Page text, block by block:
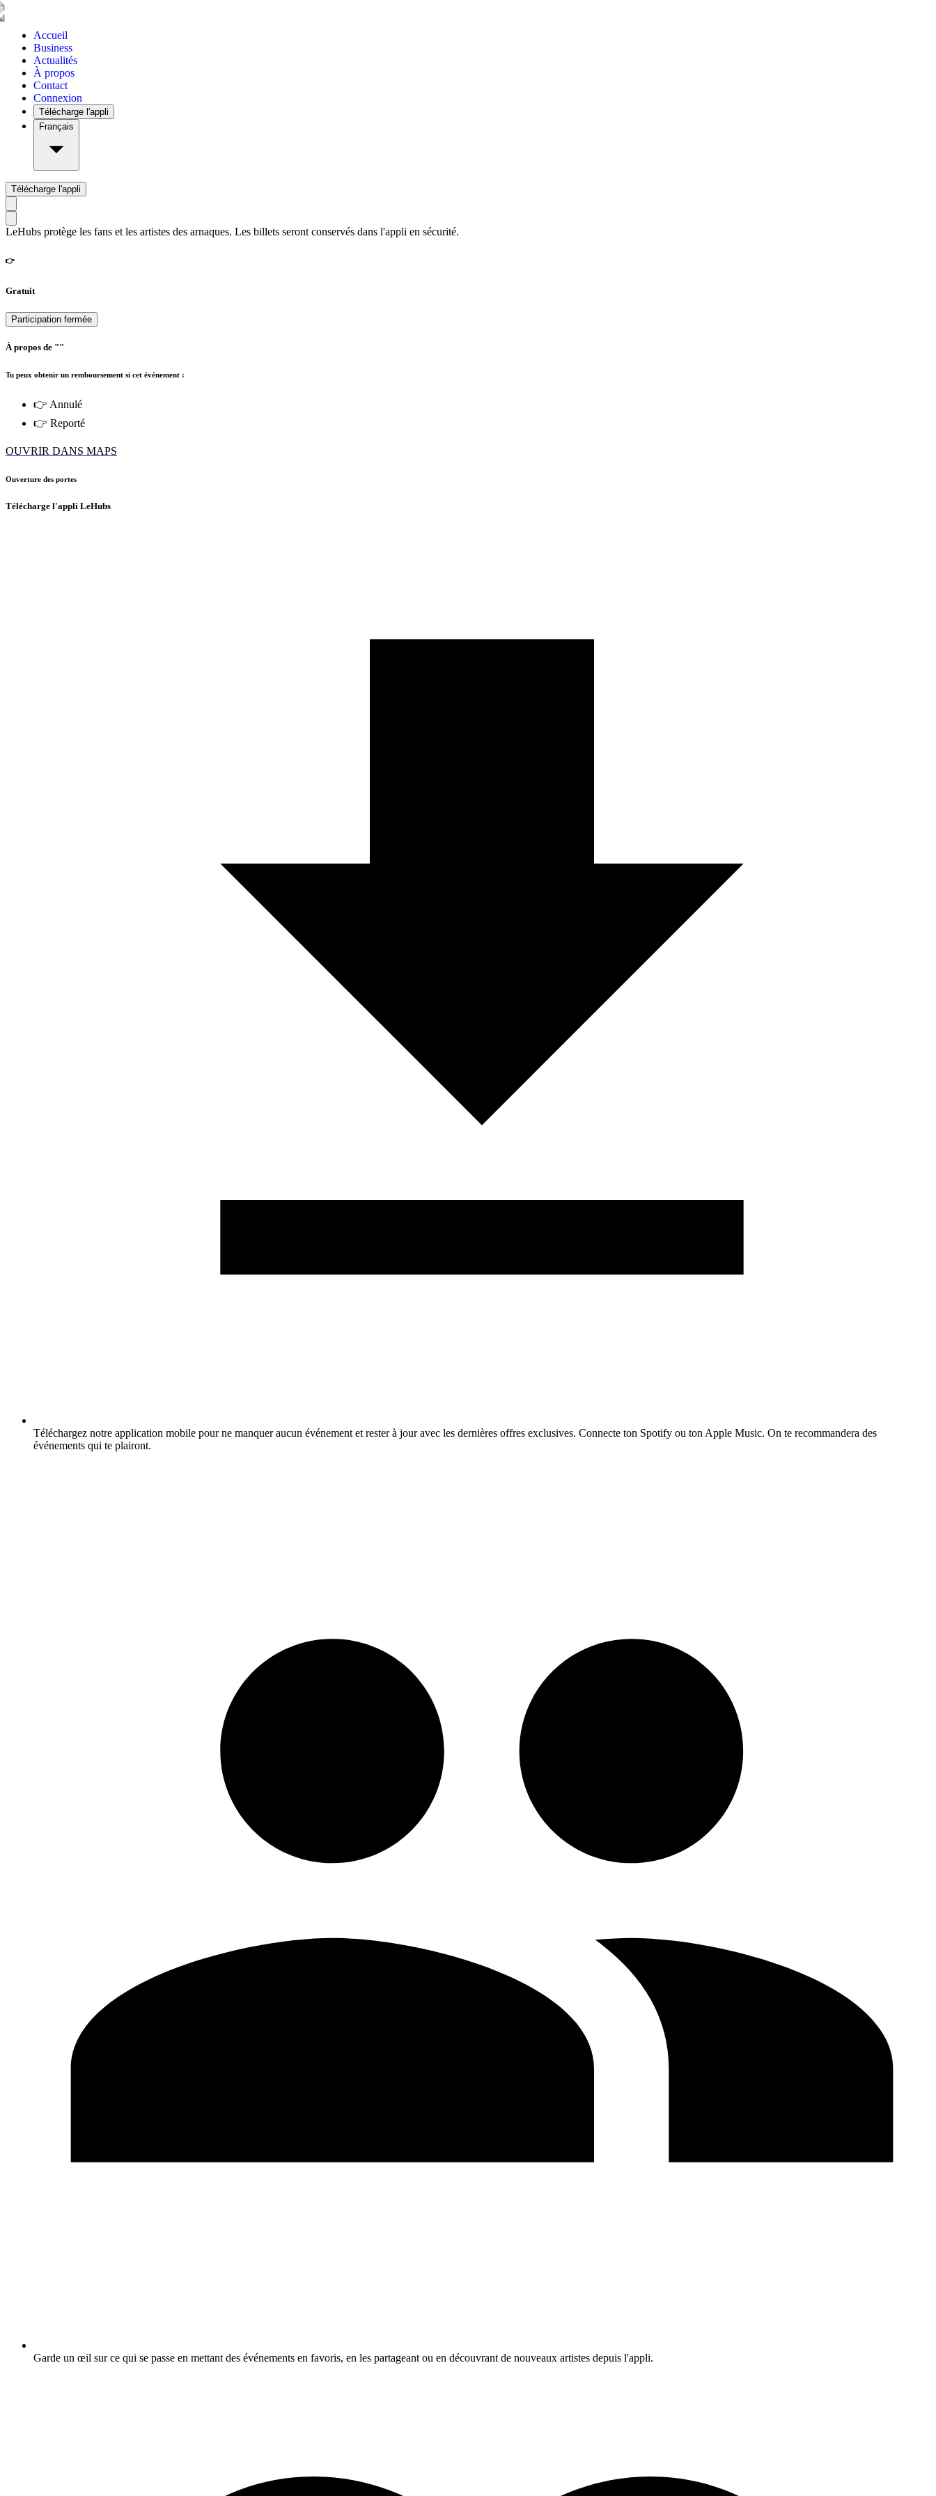
Accueil
Business
Actualités
À propos
Contact
Connexion
Télécharge l'appli
Français
Télécharge l'appli
LeHubs protège les fans et les artistes des arnaques. Les billets seront conservés dans l'appli en sécurité.
👉
Gratuit
Participation fermée
À propos de ""
Tu peux obtenir un remboursement si cet événement :
👉 Annulé
👉 Reporté
OUVRIR DANS MAPS
Ouverture des portes
Télécharge l'appli LeHubs
Téléchargez notre application mobile pour ne manquer aucun événement et rester à jour avec les dernières offres exclusives. Connecte ton Spotify ou ton Apple Music. On te recommandera des
événements qui te plairont.
Garde un œil sur ce qui se passe en mettant des événements en favoris, en les partageant ou en découvrant de nouveaux artistes depuis l'appli.